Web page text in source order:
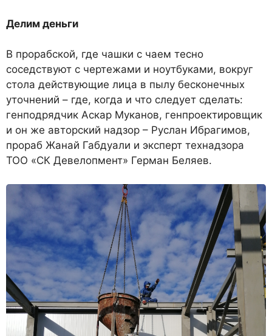
Делим деньги
В прорабской, где чашки с чаем тесно
соседствуют с чертежами и ноутбуками, вокруг
стола действующие лица в пылу бесконечных
уточнений – где, когда и что следует сделать:
генподрядчик Аскар Муканов, генпроектировщик
и он же авторский надзор – Руслан Ибрагимов,
прораб Жанай Габдуали и эксперт технадзора
ТОО «СК Девелопмент» Герман Беляев.